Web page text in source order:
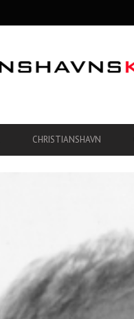
CHRISTIANSHAVN